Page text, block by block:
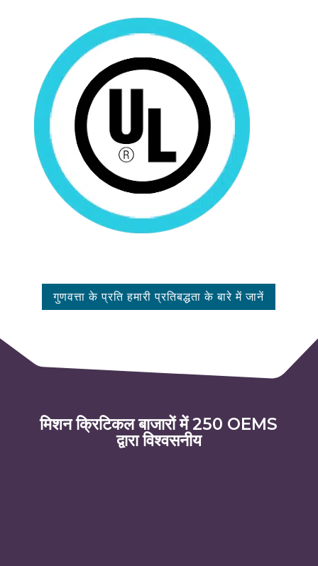
गुणवत्ता के प्रति हमारी प्रतिबद्धता के बारे में जानें
मिशन क्रिटिकल बाजारों में 250 OEMS
द्वारा विश्वसनीय